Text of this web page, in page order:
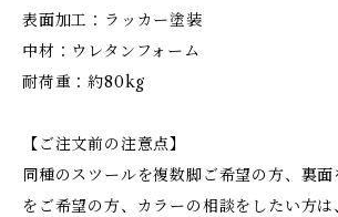
表面加工：ラッカー塗装
中材：ウレタンフォーム
耐荷重：約80kg
【ご注文前の注意点】
同種のスツールを複数脚ご希望の方、裏
をご希望の方、カラーの相談をしたい方